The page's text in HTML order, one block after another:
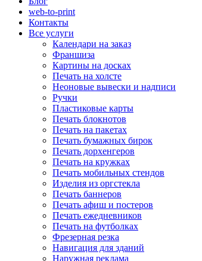
web-to-print
Контакты
Все услуги
Календари на заказ
Франшиза
Картины на досках
Печать на холсте
Неоновые вывески и надписи
Ручки
Пластиковые карты
Печать блокнотов
Печать на пакетах
Печать бумажных бирок
Печать дорхенгеров
Печать на кружках
Печать мобильных стендов
Изделия из оргстекла
Печать баннеров
Печать афиш и постеров
Печать ежедневников
Печать на футболках
Фрезерная резка
Навигация для зданий
Наружная реклама